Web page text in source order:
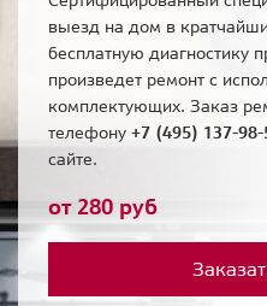
выезд на дом в
бесплатную диагностику
произведет ремонт с
комплектующих. Заказ
телефону +7 (495) 137-98-
сайте.
от 280 руб